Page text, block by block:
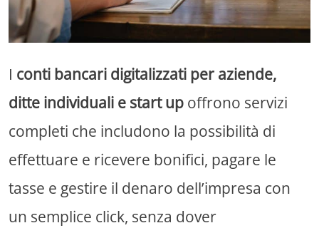
I conti bancari digitalizzati per aziende,
ditte individuali e start up offrono servizi
completi che includono la possibilità di
effettuare e ricevere bonifici, pagare le
tasse e gestire il denaro dell’impresa con
un semplice click, senza dover